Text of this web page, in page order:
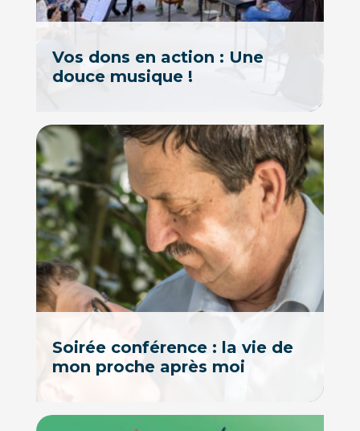
Vos dons en action : Une
douce musique !
Soirée conférence : la vie de
mon proche après moi